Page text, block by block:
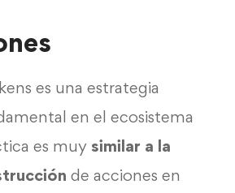
es una estrategia
en el ecosistema
es muy similar a la
de acciones en